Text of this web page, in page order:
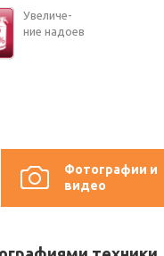
Уве­ли­че­
ние на­до­ев
Фотографии и
видео